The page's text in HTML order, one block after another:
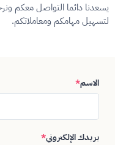
يسعدنا دائما التواصل معكم
لتسهيل مهامكم ومعاملاتكم.
الاسم*
بريدك الإلكتروني*